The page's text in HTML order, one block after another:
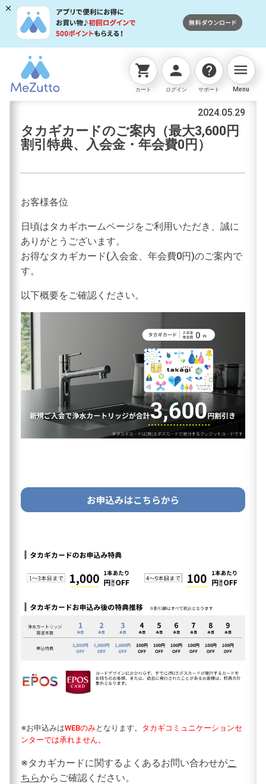
shopping_cart
カート
person
ログイン
help
サポート
menu
Menu
お知らせ
2024.05.29
タカギカードのご案内（最大3,600円
割引特典、入会金・年会費0円）
お客様各位
日頃はタカギホームページをご利用いただき、誠に
ありがとうございます。
お得なタカギカード(入会金、年会費0円)のご案内で
す。
以下概要をご確認ください。
※お申込みはWEBのみとなります。 タカギコミュニケーションセ
ンターでは承れません。
※タカギカードに関するよくあるお問い合わせがこ
ちらからご確認ください。